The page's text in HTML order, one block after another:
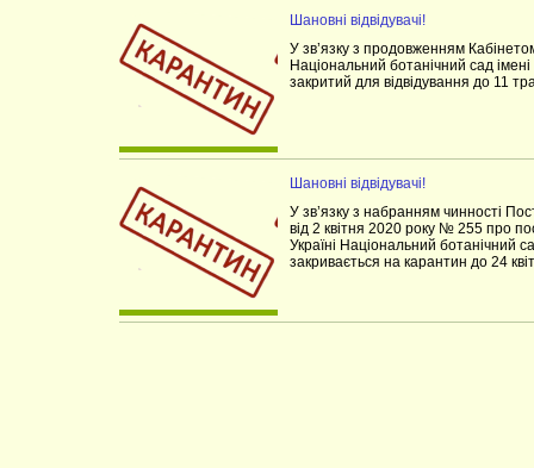
Шановні відвідувачі!
У зв’язку з продовженням
Національний ботанічний сад
закритий для відвідування до 11
Шановні відвідувачі!
У зв’язку з набранням чинності
від 2 квітня 2020 року № 255 про
Україні Національний ботанічний
закривається на карантин до 24